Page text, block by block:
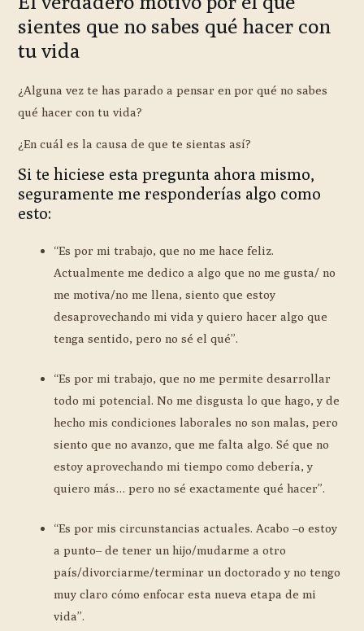
sientes que no sabes qué hacer con
tu vida
¿Alguna vez te has parado a pensar en por qué no sabes
qué hacer con tu vida?
¿En cuál es la causa de que te sientas así?
Si te hiciese esta pregunta ahora mismo,
seguramente me responderías algo como
esto:
“Es por mi trabajo, que no me hace feliz.
Actualmente me dedico a algo que no me gusta/ no
me motiva/no me llena, siento que estoy
desaprovechando mi vida y quiero hacer algo que
tenga sentido, pero no sé el qué”.
“Es por mi trabajo, que no me permite desarrollar
todo mi potencial. No me disgusta lo que hago, y de
hecho mis condiciones laborales no son malas, pero
siento que no avanzo, que me falta algo. Sé que no
estoy aprovechando mi tiempo como debería, y
quiero más… pero no sé exactamente qué hacer”.
“Es por mis circunstancias actuales. Acabo –o estoy
a punto– de tener un hijo/mudarme a otro
país/divorciarme/terminar un doctorado y no tengo
muy claro cómo enfocar esta nueva etapa de mi
vida”.